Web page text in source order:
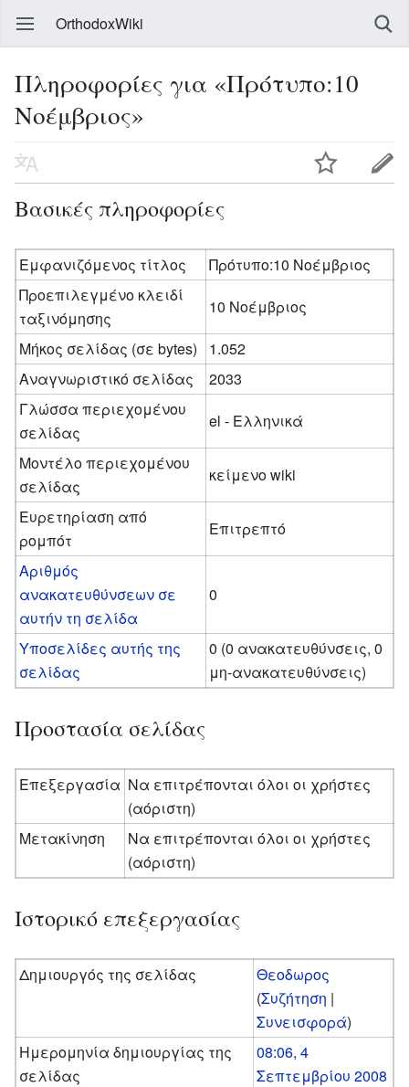
OrthodoxWiki
Πληροφορίες για «Πρότυπο:10
Νοέμβριος»
Βασικές πληροφορίες
Εμφανιζόμενος τίτλος
Πρότυπο:10 Νοέμβριος
Προεπιλεγμένο κλειδί
ταξινόμησης
10 Νοέμβριος
Μήκος σελίδας (σε bytes)
1.052
Αναγνωριστικό σελίδας
2033
Γλώσσα περιεχομένου
σελίδας
el - Ελληνικά
Μοντέλο περιεχομένου
σελίδας
κείμενο wiki
Ευρετηρίαση από
ρομπότ
Επιτρεπτό
Αριθμός
ανακατευθύνσεων σε
αυτήν τη σελίδα
0
Υποσελίδες αυτής της
σελίδας
0 (0 ανακατευθύνσεις, 0
μη-ανακατευθύνσεις)
Προστασία σελίδας
Επεξεργασία Να επιτρέπονται όλοι οι χρήστες
(αόριστη)
Μετακίνηση
Να επιτρέπονται όλοι οι χρήστες
(αόριστη)
Ιστορικό επεξεργασίας
Δημιουργός της σελίδας
Θεοδωρος
(Συζήτηση |
Συνεισφορά)
Ημερομηνία δημιουργίας της
σελίδας
08:06, 4
Σεπτεμβρίου 2008